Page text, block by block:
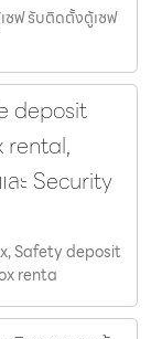
ซฟ รับติดตั้งตู้เซฟ
deposit
rental,
ะ Security
Safety deposit
renta